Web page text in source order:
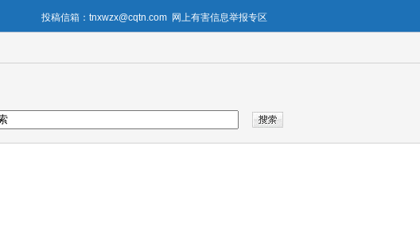
投稿信箱：tnxwzx@cqtn.com 网上有害信息举报专区